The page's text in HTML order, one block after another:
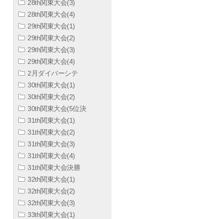
28th関東大会(3)
28th関東大会(4)
29th関東大会(1)
29th関東大会(2)
29th関東大会(3)
29th関東大会(4)
2月ダイバーシテ
30th関東大会(1)
30th関東大会(2)
30th関東大会(5位決
31th関東大会(1)
31th関東大会(2)
31th関東大会(3)
31th関東大会(4)
31th関東大会決勝
32th関東大会(1)
32th関東大会(2)
32th関東大会(3)
33th関東大会(1)